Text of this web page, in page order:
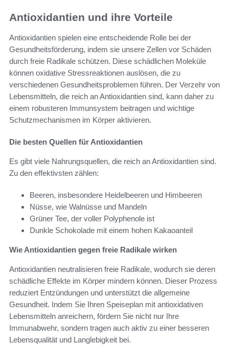
Antioxidantien und ihre Vorteile
Antioxidantien spielen eine entscheidende Rolle bei der
Gesundheitsförderung, indem sie unsere Zellen vor Schäden
durch freie Radikale schützen. Diese schädlichen Moleküle
können oxidative Stressreaktionen auslösen, die zu
verschiedenen Gesundheitsproblemen führen. Der Verzehr von
Lebensmitteln, die reich an Antioxidantien sind, kann daher zu
einem robusteren Immunsystem beitragen und wichtige
Schutzmechanismen im Körper aktivieren.
Die besten Quellen für Antioxidantien
Es gibt viele Nahrungsquellen, die reich an Antioxidantien sind.
Zu den effektivsten zählen:
Beeren, insbesondere Heidelbeeren und Himbeeren
Nüsse, wie Walnüsse und Mandeln
Grüner Tee, der voller Polyphenole ist
Dunkle Schokolade mit einem hohen Kakaoanteil
Wie Antioxidantien gegen freie Radikale wirken
Antioxidantien neutralisieren freie Radikale, wodurch sie deren
schädliche Effekte im Körper mindern können. Dieser Prozess
reduziert Entzündungen und unterstützt die allgemeine
Gesundheit. Indem Sie Ihren Speiseplan mit antioxidativen
Lebensmitteln anreichern, fördern Sie nicht nur Ihre
Immunabwehr, sondern tragen auch aktiv zu einer besseren
Lebensqualität und Langlebigkeit bei.